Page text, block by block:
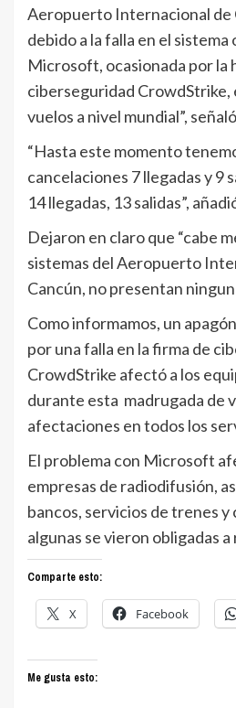
Aeropuerto Internacional de
debido a la falla en el
Microsoft, ocasionada por la
ciberseguridad
vuelos a nivel mundial”,
“Hasta este momento
cancelaciones 7 llegadas y 9
14 llegadas, 13 salidas”,
Dejaron en claro que “cabe
sistemas del Aeropuerto
Cancún, no presentan
Como informamos, un
por una falla en la firma de
CrowdStrike afectó a los
durante esta madrugada de
afectaciones en todos los
El problema con Microsoft
empresas de radiodifusión,
bancos, servicios de trenes y
algunas se vieron obligadas
Comparte esto:
X Facebook
Me gusta esto: